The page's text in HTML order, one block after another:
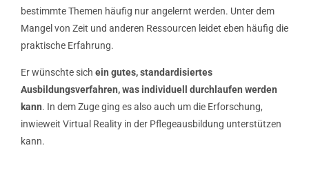
bestimmte Themen häufig nur angelernt werden. Unter dem
Mangel von Zeit und anderen Ressourcen leidet eben häufig die
praktische Erfahrung.
Er wünschte sich ein gutes, standardisiertes
Ausbildungsverfahren, was individuell durchlaufen werden
kann. In dem Zuge ging es also auch um die Erforschung,
inwieweit Virtual Reality in der Pflegeausbildung unterstützen
kann.